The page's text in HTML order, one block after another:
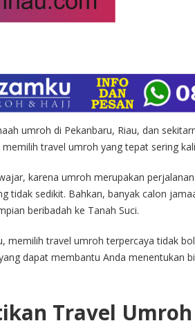
umroh di Pekanbaru, Riau, dan
travel umroh yang tepat sering
karena umroh merupakan
tidak sedikit. Bahkan, banyak calon
beribadah ke Tanah Suci.
memilih travel umroh terpercaya tidak
dapat membantu Anda menentukan
Travel